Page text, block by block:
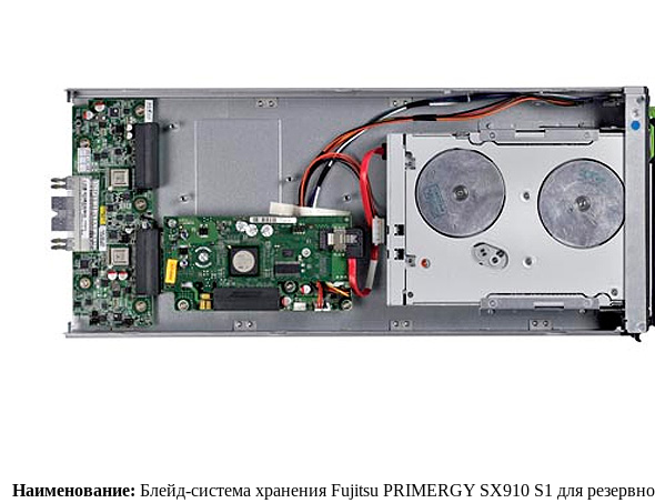
Наименование: Блейд-система хранения Fujitsu PRIMERGY SX910 S1 для